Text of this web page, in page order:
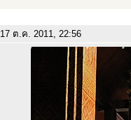
17 ต.ค. 2011, 22:56